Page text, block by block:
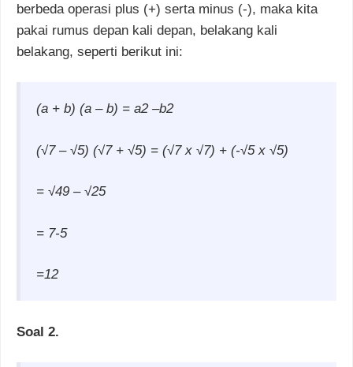
berbeda operasi plus (+) serta minus (-), maka kita
pakai rumus depan kali depan, belakang kali
belakang, seperti berikut ini:
(a + b) (a – b) = a2 –b2
(√7 – √5) (√7 + √5) = (√7 x √7) + (-√5 x √5)
= √49 – √25
= 7-5
=12
Soal 2.